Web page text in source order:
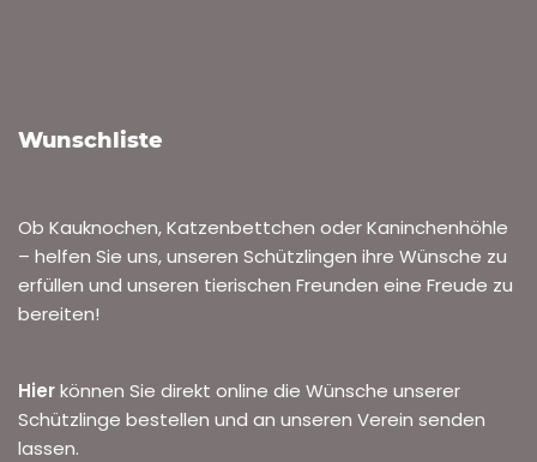
Wunschliste
Ob Kauknochen, Katzenbettchen oder Kaninchenhöhle
– helfen Sie uns, unseren Schützlingen ihre Wünsche zu
erfüllen und unseren tierischen Freunden eine Freude zu
bereiten!
Hierkönnen Sie direkt online die Wünsche unserer
Schützlinge bestellen und an unseren Verein senden
lassen.